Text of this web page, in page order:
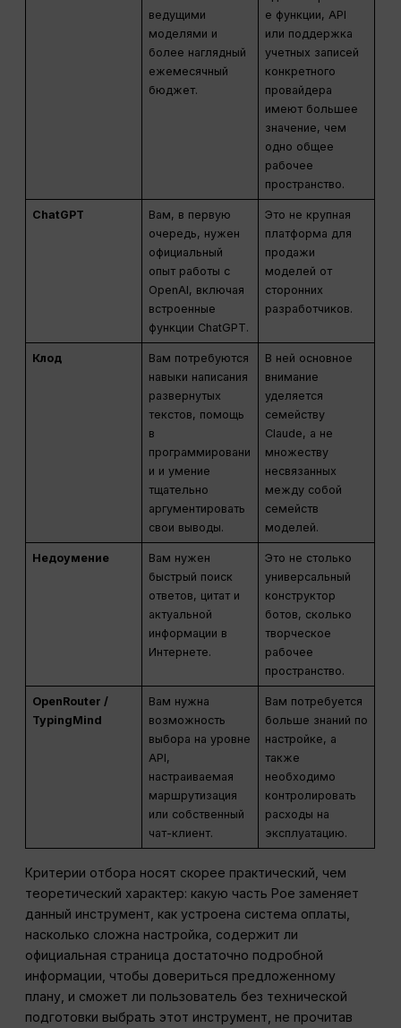
ведущими
моделями и
более наглядный
ежемесячный
бюджет.
е функции, API
или поддержка
учетных записей
конкретного
провайдера
имеют большее
значение, чем
одно общее
рабочее
пространство.
ChatGPT
Вам, в первую
очередь, нужен
официальный
опыт работы с
OpenAI, включая
встроенные
функции ChatGPT.
Это не крупная
платформа для
продажи
моделей от
сторонних
разработчиков.
Клод
Вам потребуются
навыки написания
развернутых
текстов, помощь
в
программировани
и и умение
тщательно
аргументировать
свои выводы.
В ней основное
внимание
уделяется
семейству
Claude, а не
множеству
несвязанных
между собой
семейств
моделей.
Недоумение
Вам нужен
быстрый поиск
ответов, цитат и
актуальной
информации в
Интернете.
Это не столько
универсальный
конструктор
ботов, сколько
творческое
рабочее
пространство.
OpenRouter /
TypingMind
Вам нужна
возможность
выбора на уровне
API,
настраиваемая
маршрутизация
или собственный
чат-клиент.
Вам потребуется
больше знаний по
настройке, а
также
необходимо
контролировать
расходы на
эксплуатацию.
Критерии отбора носят скорее практический, чем
теоретический характер: какую часть Poe заменяет
данный инструмент, как устроена система оплаты,
насколько сложна настройка, содержит ли
официальная страница достаточно подробной
информации, чтобы довериться предложенному
плану, и сможет ли пользователь без технической
подготовки выбрать этот инструмент, не прочитав